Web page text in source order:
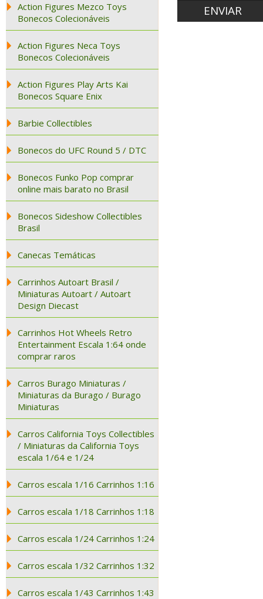
Action Figures Mezco Toys
Bonecos Colecionáveis
Action Figures Neca Toys
Bonecos Colecionáveis
Action Figures Play Arts Kai
Bonecos Square Enix
Barbie Collectibles
Bonecos do UFC Round 5 / DTC
Bonecos Funko Pop comprar
online mais barato no Brasil
Bonecos Sideshow Collectibles
Brasil
Canecas Temáticas
Carrinhos Autoart Brasil /
Miniaturas Autoart / Autoart
Design Diecast
Carrinhos Hot Wheels Retro
Entertainment Escala 1:64 onde
comprar raros
Carros Burago Miniaturas /
Miniaturas da Burago / Burago
Miniaturas
Carros California Toys Collectibles
/ Miniaturas da California Toys
escala 1/64 e 1/24
Carros escala 1/16 Carrinhos 1:16
Carros escala 1/18 Carrinhos 1:18
Carros escala 1/24 Carrinhos 1:24
Carros escala 1/32 Carrinhos 1:32
Carros escala 1/43 Carrinhos 1:43